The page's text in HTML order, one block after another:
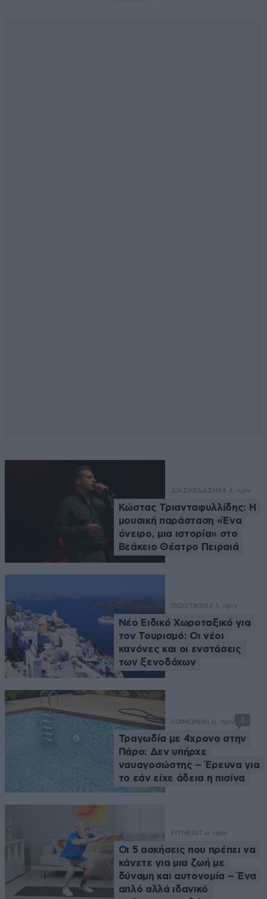
ΔΙΑΣΚΕΔΑΣΗ44 λ. πριν
Κώστας Τριανταφυλλίδης: Η
μουσική παράσταση «Ένα
όνειρο, μια ιστορία» στο
Βεάκειο Θέατρο Πειραιά
ΠΟΛΙΤΙΚΗ54 λ. πριν
Νέο Ειδικό Χωροταξικό για
τον Τουρισμό: Οι νέοι
κανόνες και οι ενστάσεις
των ξενοδόχων
ΚΟΙΝΩΝΙΑ 1 ω. πριν 3
Τραγωδία με 4χρονο στην
Πάρο: Δεν υπήρχε
ναυαγοσώστης – Έρευνα για
το εάν είχε άδεια η πισίνα
FITNESS 1 ω. πριν
Οι 5 ασκήσεις που πρέπει να
κάνετε για μια ζωή με
δύναμη και αυτονομία – Ένα
απλό αλλά ιδανικό